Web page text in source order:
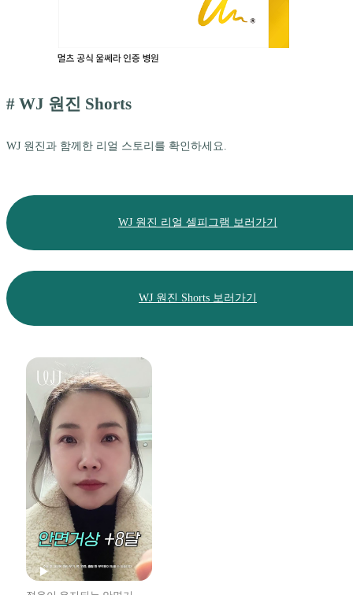
# WJ 원진 Shorts
WJ 원진과 함께한 리얼 스토리를 확인하세요.
WJ 원진 리얼 셀피그램 보러가기
WJ 원진 Shorts 보러가기